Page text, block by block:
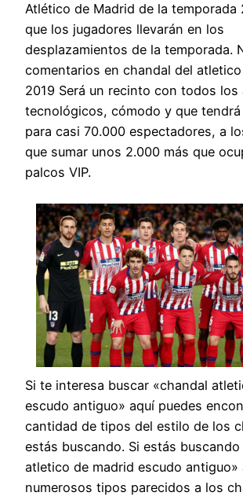
Atlético de Madrid de la temporada
que los jugadores llevarán en los
desplazamientos de la temporada.
comentarios en chandal del
2019 Será un recinto con todos los
tecnológicos, cómodo y que
para casi 70.000 espectadores, a
que sumar unos 2.000 más que
palcos VIP.
Si te interesa buscar «chandal
escudo antiguo» aquí puedes
cantidad de tipos del estilo de los
estás buscando. Si estás buscando
atletico de madrid escudo antiguo»
numerosos tipos parecidos a los